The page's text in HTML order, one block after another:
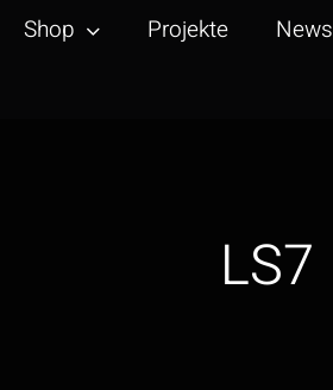
Shop Projekte News
LS7